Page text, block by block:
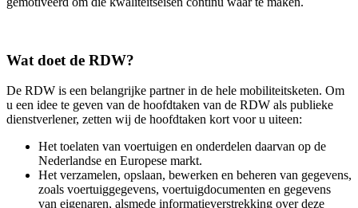
Wat doet de RDW?
De RDW is een belangrijke partner in de hele mobiliteitsketen. Om
u een idee te geven van de hoofdtaken van de RDW als publieke
dienstverlener, zetten wij de hoofdtaken kort voor u uiteen:
Het toelaten van voertuigen en onderdelen daarvan op de
Nederlandse en Europese markt.
Het verzamelen, opslaan, bewerken en beheren van gegevens,
zoals voertuiggegevens, voertuigdocumenten en gegevens
van eigenaren, alsmede informatieverstrekking over deze